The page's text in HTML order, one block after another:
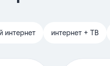
интернет интернет + ТВ